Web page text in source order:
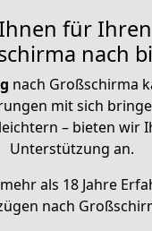
für
nach
nach Großschirma
mit sich
– bieten wir
Unterstützung an.
als 18 Jahre
nach